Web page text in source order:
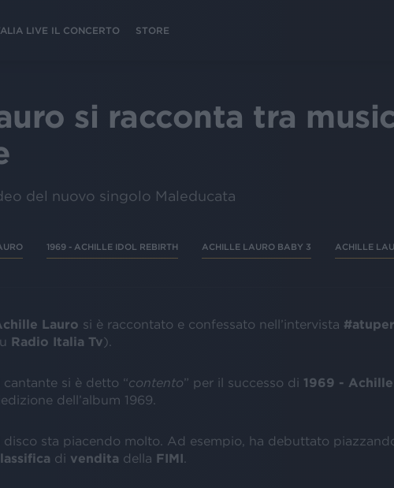
LIVE IL CONCERTO STORE
si racconta tra
del nuovo singolo Maleducata
1969 - ACHILLE IDOL REBIRTH ACHILLE LAURO BABY 3 ACHILLE
Lauro si è raccontato e confessato nell’intervista
Radio Italia Tv).
cantante si è detto “contento” per il successo di 1969 -
dell’album 1969.
disco sta piacendo molto. Ad esempio, ha debuttato
di vendita della FIMI